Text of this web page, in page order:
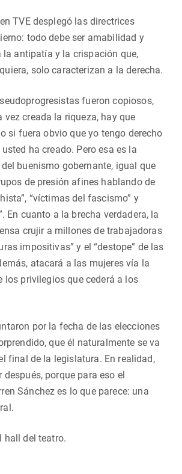
TVE desplegó las directrices
todo debe ser amabilidad y
la antipatía y la crispación que,
solo caracterizan a la derecha.
fueron copiosos,
vez creada la riqueza, hay que
si fuera obvio que yo tengo derecho
ha creado. Pero esa es la
buenismo gobernante, igual que
de presión afines hablando de
“víctimas del fascismo” y
En cuanto a la brecha verdadera, la
crujir a millones de trabajadoras
impositivas” y el “destope” de las
atacará a las mujeres vía la
los privilegios que cederá a los
por la fecha de las elecciones
que él naturalmente se va
final de la legislatura. En realidad,
después, porque para eso el
Sánchez es lo que parece: una
hall del teatro.